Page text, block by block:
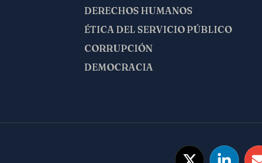
DERECHOS HUMANOS
ÉTICA DEL SERVICIO PÚBLICO
CORRUPCIÓN
DEMOCRACIA